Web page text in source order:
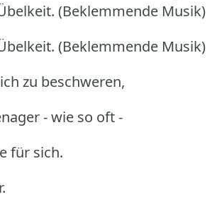
(Beklemmende Musik)
(Beklemmende Musik)
zu beschweren,
- wie so oft -
für sich.